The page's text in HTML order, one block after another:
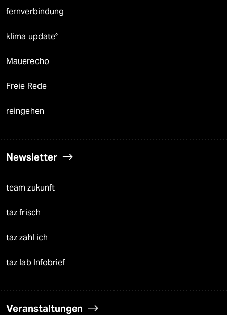
fernverbindung
klima update°
Mauerecho
Freie Rede
reingehen
Newsletter
team zukunft
taz frisch
taz zahl ich
taz lab Infobrief
Veranstaltungen